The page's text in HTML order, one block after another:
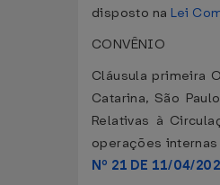
disposto na Lei
CONVÊNIO
Cláusula primeira
Catarina, São
Relativas à
operações
Nº 21 DE 11/04/